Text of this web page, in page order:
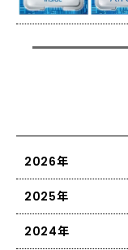
2026年
2025年
2024年